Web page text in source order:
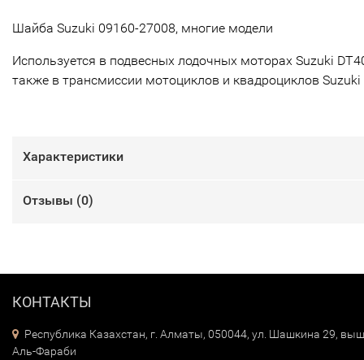
Шайба Suzuki 09160-27008, многие модели
Используется в подвесных лодочных моторах Suzuki
также в трансмиссии мотоциклов и квадроциклов Suzuki
Характеристики
Отзывы (0)
КОНТАКТЫ
Республика Казахстан, г. Алматы, 050044, ул. Шашкина 29,
Аль-Фараби